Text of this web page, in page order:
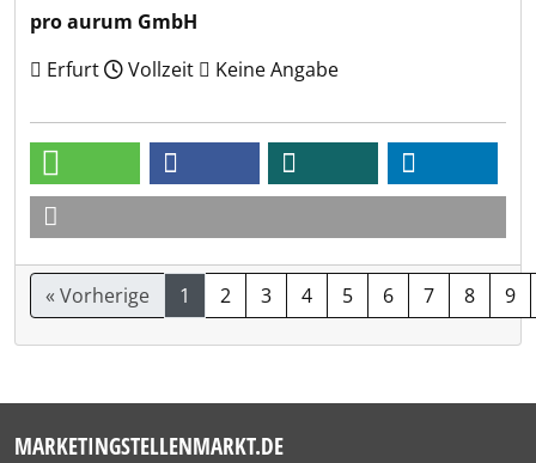
pro aurum GmbH
Erfurt
Vollzeit Keine Angabe
« Vorherige 1 2 3 4 5 6 7 8 9
MARKETINGSTELLENMARKT.DE